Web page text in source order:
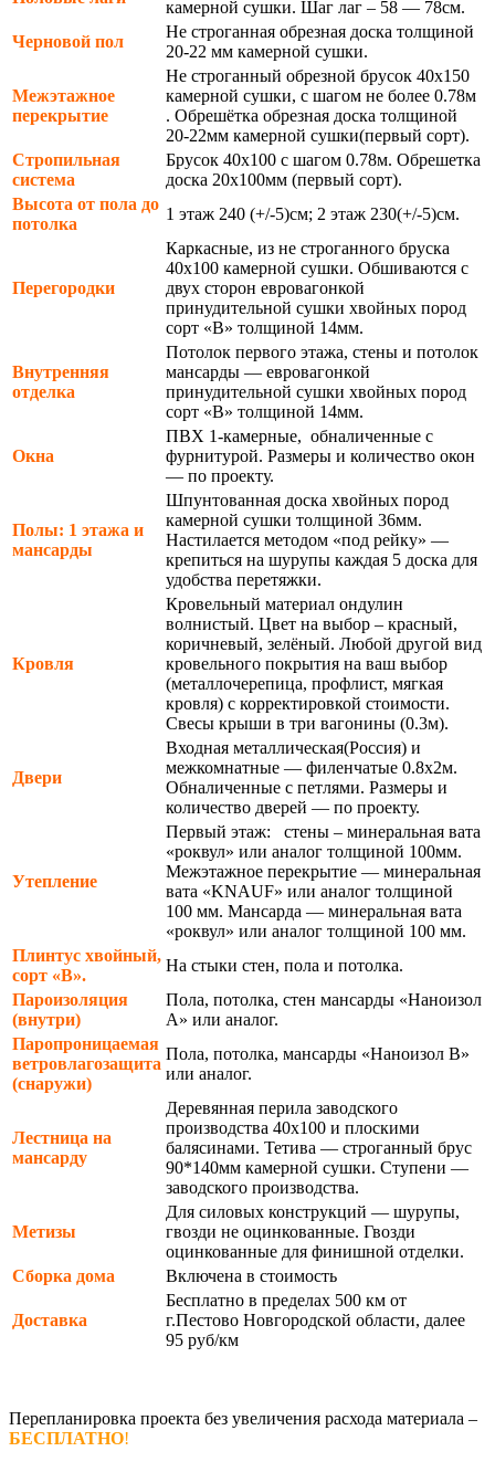
камерной сушки. Шаг лаг – 58 — 78см.
Черновой пол
Не строганная обрезная доска толщиной
20-22 мм камерной сушки.
Межэтажное
перекрытие
Не строганный обрезной брусок 40х150
камерной сушки, с шагом не более 0.78м
. Обрешётка обрезная доска толщиной
20-22мм камерной сушки(первый сорт).
Стропильная
система
Брусок 40х100 с шагом 0.78м. Обрешетка
доска 20х100мм (первый сорт).
Высота от пола до
потолка
1 этаж 240 (+/-5)см; 2 этаж 230(+/-5)см.
Перегородки
Каркасные, из не строганного бруска
40х100 камерной сушки. Обшиваются с
двух сторон евровагонкой
принудительной сушки хвойных пород
сорт «В» толщиной 14мм.
Внутренняя
отделка
Потолок первого этажа, стены и потолок
мансарды — евровагонкой
принудительной сушки хвойных пород
сорт «В» толщиной 14мм.
Окна
ПВХ 1-камерные, обналиченные с
фурнитурой. Размеры и количество окон
— по проекту.
Полы: 1 этажа и
мансарды
Шпунтованная доска хвойных пород
камерной сушки толщиной 36мм.
Настилается методом «под рейку» —
крепиться на шурупы каждая 5 доска для
удобства перетяжки.
Кровля
Кровельный материал ондулин
волнистый. Цвет на выбор – красный,
коричневый, зелёный. Любой другой вид
кровельного покрытия на ваш выбор
(металлочерепица, профлист, мягкая
кровля) с корректировкой стоимости.
Свесы крыши в три вагонины (0.3м).
Двери
Входная металлическая(Россия) и
межкомнатные — филенчатые 0.8х2м.
Обналиченные с петлями. Размеры и
количество дверей — по проекту.
Утепление
Первый этаж: стены – минеральная вата
«роквул» или аналог толщиной 100мм.
Межэтажное перекрытие — минеральная
вата «KNAUF» или аналог толщиной
100 мм. Мансарда — минеральная вата
«роквул» или аналог толщиной 100 мм.
Плинтус хвойный,
сорт «В».
На стыки стен, пола и потолка.
Пароизоляция
(внутри)
Пола, потолка, стен мансарды «Наноизол
А» или аналог.
Паропроницаемая
ветровлагозащита
(снаружи)
Пола, потолка, мансарды «Наноизол В»
или аналог.
Лестница на
мансарду
Деревянная перила заводского
производства 40х100 и плоскими
балясинами. Тетива — строганный брус
90*140мм камерной сушки. Ступени —
заводского производства.
Метизы
Для силовых конструкций — шурупы,
гвозди не оцинкованные. Гвозди
оцинкованные для финишной отделки.
Сборка дома
Включена в стоимость
Доставка
Бесплатно в пределах 500 км от
г.Пестово Новгородской области, далее
95 руб/км
Перепланировка проекта без увеличения расхода материала –
БЕСПЛАТНО!